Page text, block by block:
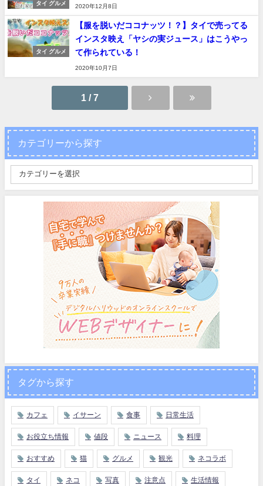
タイ グルメ
2020年12月8日
タイ グルメ
【服を脱いだココナッツ！？】タイで売ってる
インスタ映え「ヤシの実ジュース」はこうやっ
て作られている！
2020年10月7日
1 / 7
カテゴリーから探す
タグから探す
カフェ イサーン 食事 日常生活
お役立ち情報 値段 ニュース 料理
おすすめ 猫 グルメ 観光 ネコラボ
タイ ネコ 写真 注意点 生活情報